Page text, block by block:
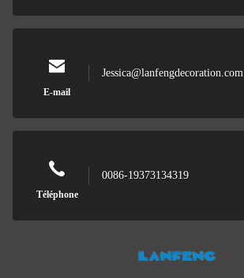
E-mail
Jessica@lanfengdecoration.com
Téléphone
0086-19373134319